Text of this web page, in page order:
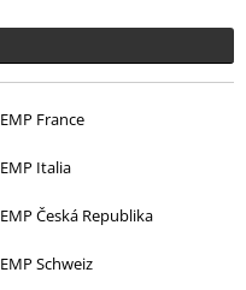
EMP France
EMP Italia
EMP Česká Republika
EMP Schweiz